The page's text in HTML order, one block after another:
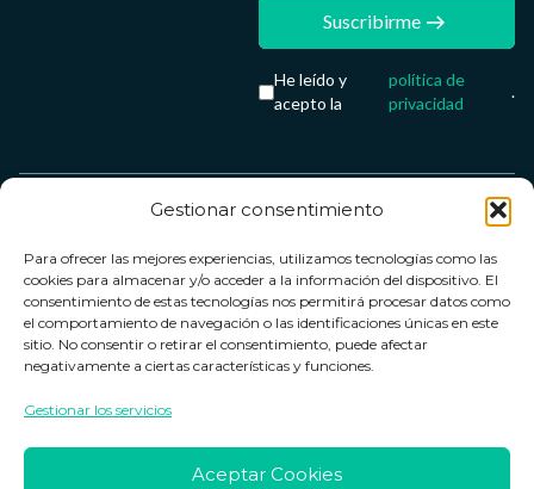
Gestionar consentimiento
Para ofrecer las mejores experiencias, utilizamos tecnologías como las
cookies para almacenar y/o acceder a la información del dispositivo. El
consentimiento de estas tecnologías nos permitirá procesar datos como
el comportamiento de navegación o las identificaciones únicas en este
sitio. No consentir o retirar el consentimiento, puede afectar
negativamente a ciertas características y funciones.
Gestionar los servicios
Aceptar Cookies
Suscribirme
He leído y
acepto la
política de
privacidad
.
Contacto
Contacto
Política de
devoluciones
Horario de
Lun. a Vie.:
Términos y
condiciones
Política de
privacidad
cookies
Farmacenter
digital, S.L
B24836249
info@farmacenter.es
de pago